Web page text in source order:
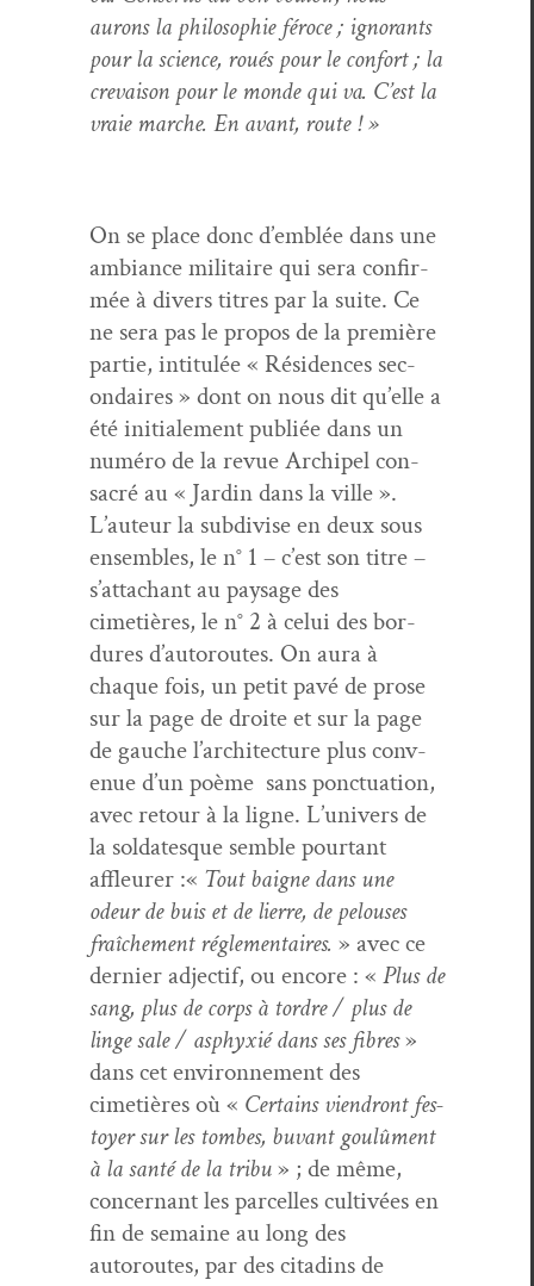
aurons la philoso­phie féroce ; igno­rants
pour la sci­ence, roués pour le con­fort ; la
crevai­son pour le monde qui va. C’est la
vraie marche. En avant, route ! »
On se place donc d’emblée dans une
ambiance mil­i­taire qui sera con­fir­
mée à divers titres par la suite. Ce
ne sera pas le pro­pos de la pre­mière
par­tie, inti­t­ulée « Rési­dences sec­
ondaires » dont on nous dit qu’elle a
été ini­tiale­ment pub­liée dans un
numéro de la revue Archipel con­
sacré au « Jardin dans la ville ».
L’au­teur la sub­di­vise en deux sous
ensem­bles, le n° 1 – c’est son titre –
s’at­tachant au paysage des
cimetières, le n° 2 à celui des bor­
dures d’au­toroutes. On aura à
chaque fois, un petit pavé de prose
sur la page de droite et sur la page
de gauche l’ar­chi­tec­ture plus con­v­
enue d’un poème sans ponc­tu­a­tion,
avec retour à la ligne. L’u­nivers de
la sol­datesque sem­ble pour­tant
affleur­er :« Tout baigne dans une
odeur de buis et de lierre, de pelous­es
fraîche­ment régle­men­taires. » avec ce
dernier adjec­tif, ou encore : « Plus de
sang, plus de corps à tor­dre / plus de
linge sale / asphyx­ié dans ses fibres»
dans cet envi­ron­nement des
cimetières où « Cer­tains vien­dront fes­
toy­er sur les tombes, buvant goulû­ment
à la san­té de la tribu» ; de même,
con­cer­nant les par­celles cul­tivées en
fin de semaine au long des
autoroutes, par des citadins de